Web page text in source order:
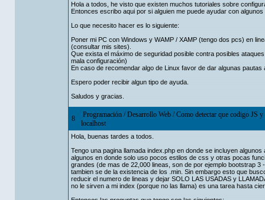
Hola a todos, he visto que existen muchos tutoriales sobre
Entonces escribo aqui por si alguien me puede ayudar con
Lo que necesito hacer es lo siguiente:
Poner mi PC con Windows y WAMP / XAMP (tengo dos pcs) en
(consultar mis sites).
Que exista el máximo de seguridad posible contra posibles
mala configuración)
En caso de recomendar algo de Linux favor de dar algunas pautas
Espero poder recibir algun tipo de ayuda.
Saludos y gracias.
8 Programación/Desarrollo Web/Como detectar que codigo JS
localhost
Hola, buenas tardes a todos.
Tengo una pagina llamada index.php en donde se incluyen
algunos en donde solo uso pocos estilos de css y otras pocas
grandes (de mas de 22,000 lineas, son de por ejemplo bootstrap
tambien se de la existencia de los .min. Sin embargo esto que
reducir el numero de lineas y dejar SOLO LAS USADAS y
no le sirven a mi index (porque no las llama) es una tarea hasta